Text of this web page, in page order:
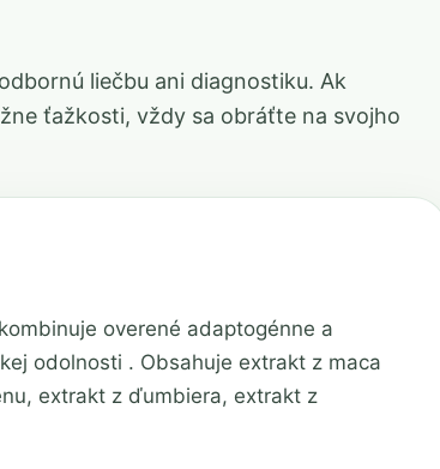
liečbu ani diagnostiku. Ak
ťažkosti, vždy sa obráťte na svojho
overené adaptogénne a
odolnosti . Obsahuje extrakt z maca
extrakt z ďumbiera, extrakt z